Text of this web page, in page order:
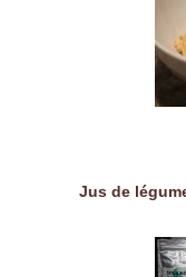
Jus de